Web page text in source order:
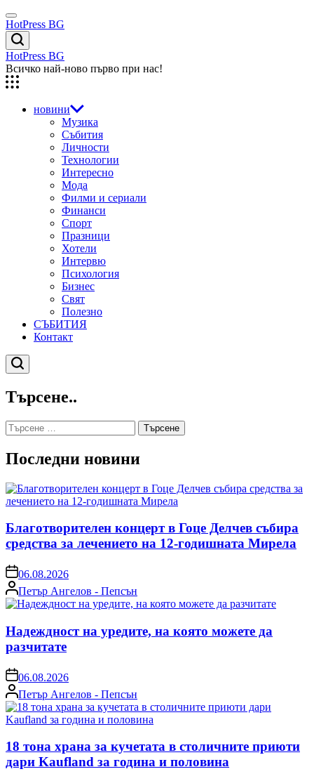
Skip
to
content
Menu
HotPress BG
Търсене
HotPress BG
Всичко най-ново първо при нас!
новини
Музика
Събития
Личности
Технологии
Интересно
Мода
Филми и сериали
Финанси
Спорт
Празници
Хотели
Интервю
Психология
Бизнес
Свят
Полезно
СЪБИТИЯ
Контакт
Търсене
Търсене..
Търсене
за:
Последни новини
Благотворителен концерт в Гоце Делчев събира
средства за лечението на 12-годишната Мирела
on06.08.2026
Posted
by
Петър Ангелов - Пепсън
Надеждност на уредите, на която можете да
разчитате
on06.08.2026
Posted
by
Петър Ангелов - Пепсън
18 тона храна за кучетата в столичните приюти
дари Kaufland за година и половина